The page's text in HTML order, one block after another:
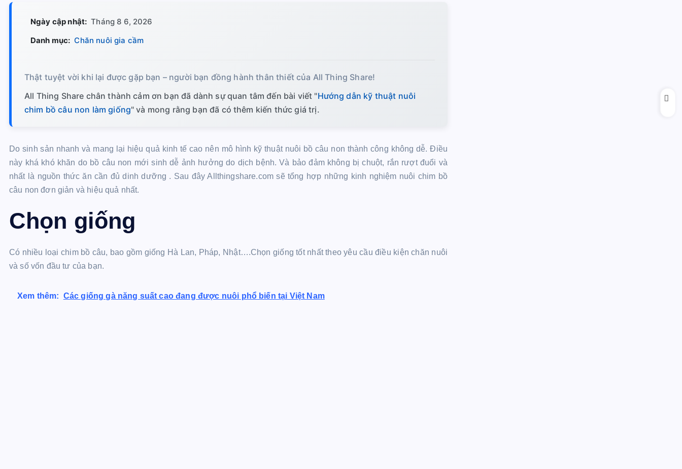
Ngày cập nhật: Tháng 8 6, 2026
Danh mục: Chăn nuôi gia cầm
Thật tuyệt vời khi lại được gặp bạn – người bạn đồng hành thân thiết của All Thing Share!
All Thing Share chân thành cảm ơn bạn đã dành sự quan tâm đến bài viết "Hướng dẫn kỹ thuật nuôi
chim bồ câu non làm giống" và mong rằng bạn đã có thêm kiến thức giá trị.
Do sinh sản nhanh và mang lại hiệu quả kinh tế cao nên mô hình kỹ thuật nuôi bồ câu non thành công không dễ. Điều
này khá khó khăn do bồ câu non mới sinh dễ ảnh hưởng do dịch bệnh. Và bảo đảm không bị chuột, rắn rượt đuổi và
nhất là nguồn thức ăn cần đủ dinh dưỡng . Sau đây Allthingshare.com sẽ tổng hợp những kinh nghiệm nuôi chim bồ
câu non đơn giản và hiệu quả nhất.
Chọn giống
Có nhiều loại chim bồ câu, bao gồm giống Hà Lan, Pháp, Nhật….Chọn giống tốt nhất theo yêu cầu điều kiện chăn nuôi
và số vốn đầu tư của bạn.
Xem thêm: Các giống gà năng suất cao đang được nuôi phổ biến tại Việt Nam